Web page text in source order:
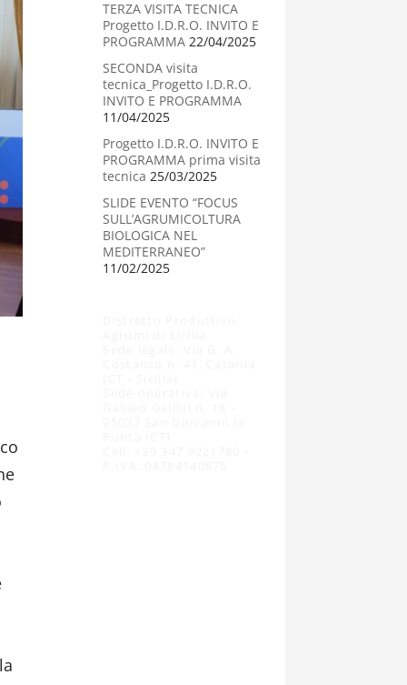
TERZA VISITA TECNICA
Progetto I.D.R.O. INVITO E
PROGRAMMA 22/04/2025
SECONDA visita
tecnica_Progetto I.D.R.O.
INVITO E PROGRAMMA
11/04/2025
Progetto I.D.R.O. INVITO E
PROGRAMMA prima visita
tecnica 25/03/2025
SLIDE EVENTO “FOCUS
SULL’AGRUMICOLTURA
BIOLOGICA NEL
MEDITERRANEO”
11/02/2025